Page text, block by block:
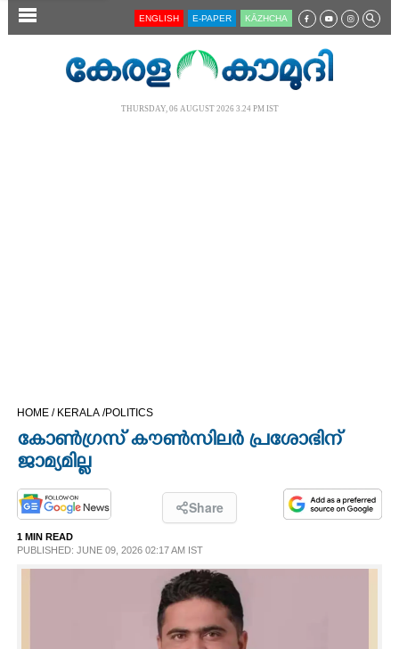
SECTIONS
CINEMA
OPINION
PHOTOS
LIFESTYLE
ENGLISH E-PAPER KĀZHCHA
THURSDAY, 06 AUGUST 2026 3.24 PM IST
HOME / KERALA /POLITICS
കോൺഗ്രസ് കൗൺസിലർ പ്രശോഭിന്
ജാമ്യമില്ല
Share
1 MIN READ
PUBLISHED: JUNE 09, 2026 02:17 AM IST